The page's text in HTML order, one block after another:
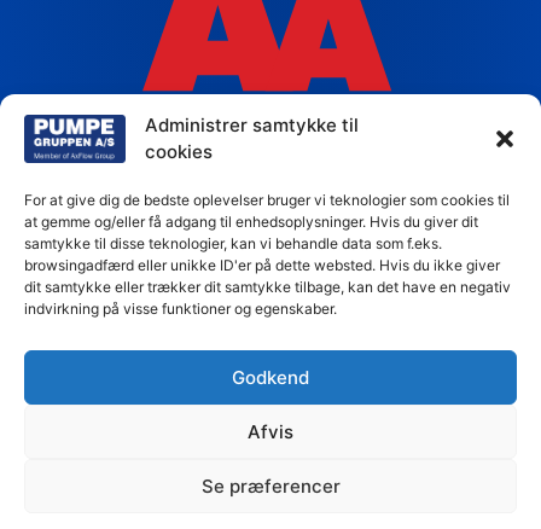
Administrer samtykke til
cookies
For at give dig de bedste oplevelser bruger vi teknologier som cookies til
at gemme og/eller få adgang til enhedsoplysninger. Hvis du giver dit
samtykke til disse teknologier, kan vi behandle data som f.eks.
browsingadfærd eller unikke ID'er på dette websted. Hvis du ikke giver
dit samtykke eller trækker dit samtykke tilbage, kan det have en negativ
indvirkning på visse funktioner og egenskaber.
Godkend
Afvis
Se præferencer